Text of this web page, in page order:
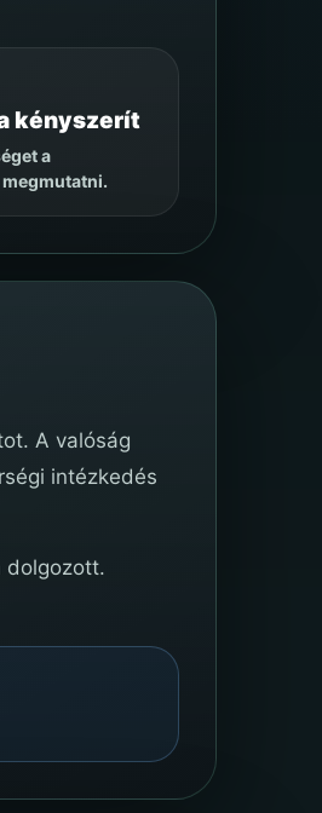
kényszerít
a
A valóság
intézkedés
dolgozott.